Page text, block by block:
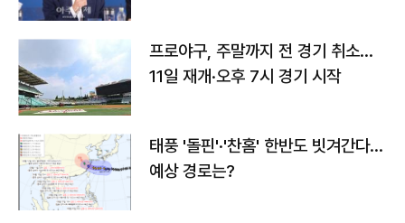
프로야구, 주말까지 전 경기 취소…
11일 재개·오후 7시 경기 시작
태풍 '돌핀'·'찬홈' 한반도 빗겨간다…
예상 경로는?